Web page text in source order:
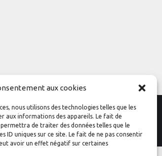
aux cookies
nous utilisons des technologies telles que les
aux informations des appareils. Le fait de
de traiter des données telles que le
ID uniques sur ce site. Le fait de ne pas consentir
avoir un effet négatif sur certaines
ConceptionGraphik'up